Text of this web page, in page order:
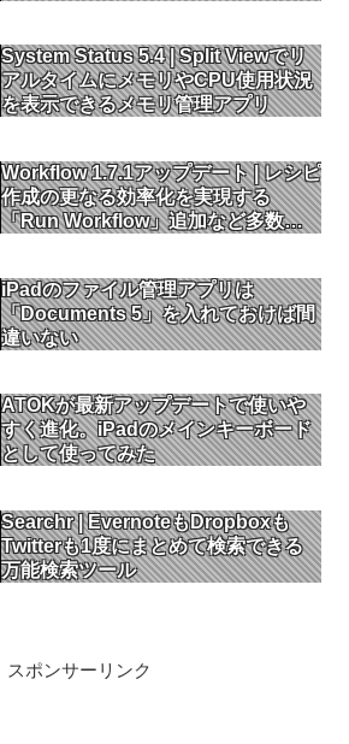
System Status 5.4 | Split Viewでリ
アルタイムにメモリやCPU使用状況
を表示できるメモリ管理アプリ
Workflow 1.7.1アップデート | レシピ
作成の更なる効率化を実現する
「Run Workflow」追加など多数の
iPadのファイル管理アプリは
「Documents 5」を入れておけば間
違いない
ATOKが最新アップデートで使いや
すく進化。iPadのメインキーボード
として使ってみた
Searchr | EvernoteもDropboxも
Twitterも1度にまとめて検索できる
万能検索ツール
スポンサーリンク